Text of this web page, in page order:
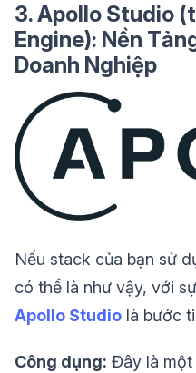
3. Apollo Studio
Engine): Nền
Doanh Nghiệp
Nếu stack của bạn sử
có thể là như vậy, với
Apollo Studio là bước
Công dụng: Đây là một